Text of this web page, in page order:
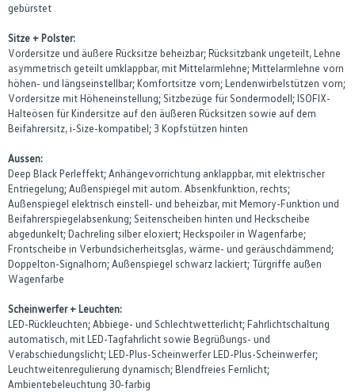
gebürstet
Sitze + Polster:
Vordersitze und äußere Rücksitze beheizbar; Rücksitzbank ungeteilt, Lehne
asymmetrisch geteilt umklappbar, mit Mittelarmlehne; Mittelarmlehne vorn
höhen- und längseinstellbar; Komfortsitze vorn; Lendenwirbelstützen vorn;
Vordersitze mit Höheneinstellung; Sitzbezüge für Sondermodell; ISOFIX-
Halteösen für Kindersitze auf den äußeren Rücksitzen sowie auf dem
Beifahrersitz, i-Size-kompatibel; 3 Kopfstützen hinten
Aussen:
Deep Black Perleffekt; Anhängevorrichtung anklappbar, mit elektrischer
Entriegelung; Außenspiegel mit autom. Absenkfunktion, rechts;
Außenspiegel elektrisch einstell- und beheizbar, mit Memory-Funktion und
Beifahrerspiegelabsenkung; Seitenscheiben hinten und Heckscheibe
abgedunkelt; Dachreling silber eloxiert; Heckspoiler in Wagenfarbe;
Frontscheibe in Verbundsicherheitsglas, wärme- und geräuschdämmend;
Doppelton-Signalhorn; Außenspiegel schwarz lackiert; Türgriffe außen
Wagenfarbe
Scheinwerfer + Leuchten:
LED-Rückleuchten; Abbiege- und Schlechtwetterlicht; Fahrlichtschaltung
automatisch, mit LED-Tagfahrlicht sowie Begrüßungs- und
Verabschiedungslicht; LED-Plus-Scheinwerfer LED-Plus-Scheinwerfer;
Leuchtweitenregulierung dynamisch; Blendfreies Fernlicht;
Ambientebeleuchtung 30-farbig